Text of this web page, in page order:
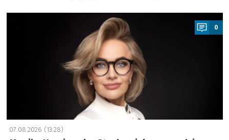
a
0
07.08.2026 (13:28)